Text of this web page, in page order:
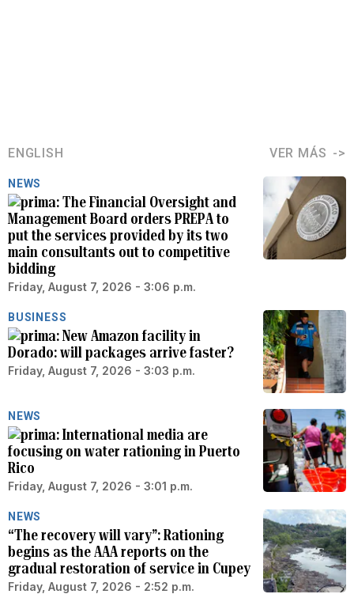
ENGLISH VER MÁS
NEWS
The Financial Oversight and
Management Board orders PREPA to
put the services provided by its two
main consultants out to competitive
bidding
Friday, August 7, 2026 - 3:06 p.m.
BUSINESS
New Amazon facility in
Dorado: will packages arrive faster?
Friday, August 7, 2026 - 3:03 p.m.
NEWS
International media are
focusing on water rationing in Puerto
Rico
Friday, August 7, 2026 - 3:01 p.m.
NEWS
“The recovery will vary”: Rationing
begins as the AAA reports on the
gradual restoration of service in Cupey
Friday, August 7, 2026 - 2:52 p.m.